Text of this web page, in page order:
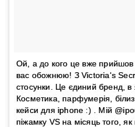
Ой, а до кого це вже
вас обожнюю! З Victoria's
стосунки. Це єдиний бренд,
Косметика, парфумерія,
кейси для iphone :) . Мій
піжамку VS на місяць того, як